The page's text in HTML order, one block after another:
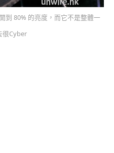
到 80% 的亮度，而它不是整體一
很Cyber